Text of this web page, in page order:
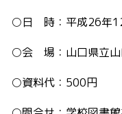
○日 時：平成26年
○会 場：山口県立
○資料代：500円